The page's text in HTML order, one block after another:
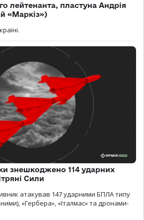
лейтенанта, пластуна Андрія
«Маркіз»)
знешкоджено 114 ударних
Сили
атакував 147 ударними БПЛА типу
«Гербера», «Італмас» та дронами-